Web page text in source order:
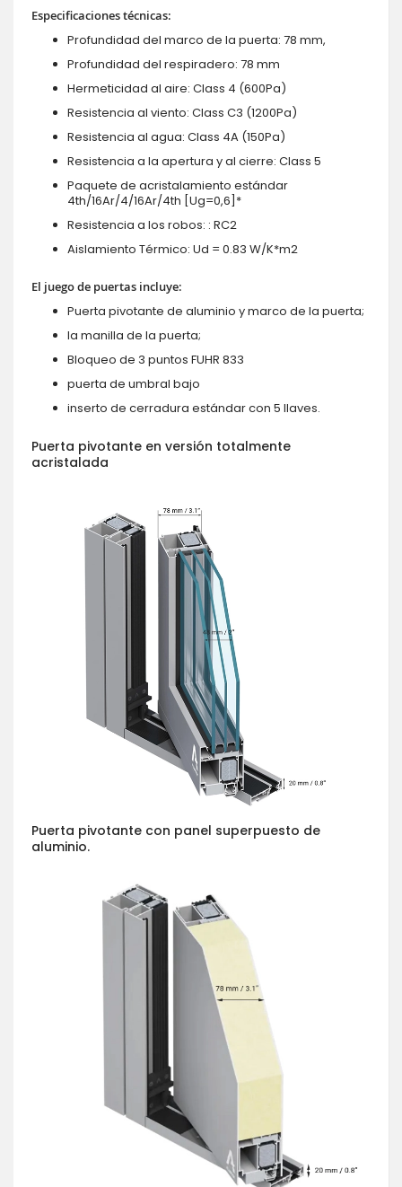
Especificaciones técnicas:
Profundidad del marco de la puerta: 78 mm,
Profundidad del respiradero: 78 mm
Hermeticidad al aire: Class 4 (600Pa)
Resistencia al viento: Class C3 (1200Pa)
Resistencia al agua: Class 4A (150Pa)
Resistencia a la apertura y al cierre: Class 5
Paquete de acristalamiento estándar
4th/16Ar/4/16Ar/4th [Ug=0,6]*
Resistencia a los robos: : RC2
Aislamiento Térmico: Ud = 0.83 W/K*m2
El juego de puertas incluye:
Puerta pivotante de aluminio y marco de la puerta;
la manilla de la puerta;
Bloqueo de 3 puntos FUHR 833
puerta de umbral bajo
inserto de cerradura estándar con 5 llaves.
Puerta pivotante en versión totalmente
acristalada
Puerta pivotante con panel superpuesto de
aluminio.